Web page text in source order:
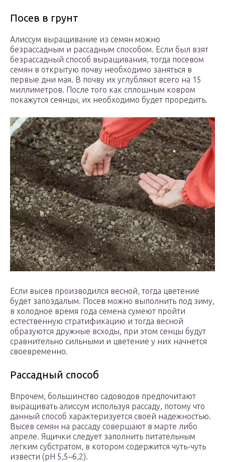
Посев в грунт
Алиссум выращивание из семян можно
безрассадным и рассадным способом. Если был взят
безрассадный способ выращивания, тогда посевом
семян в открытую почву необходимо заняться в
первые дни мая. В почву их углубляют всего на 15
миллиметров. После того как сплошным ковром
покажутся сеянцы, их необходимо будет проредить.
Если высев производился весной, тогда цветение
будет запоздалым. Посев можно выполнить под зиму,
в холодное время года семена сумеют пройти
естественную стратификацию и тогда весной
образуются дружные всходы, при этом сенцы будут
сравнительно сильными и цветение у них начнется
своевременно.
Рассадный способ
Впрочем, большинство садоводов предпочитают
выращивать алиссум используя рассаду, потому что
данный способ характеризуется своей надежностью.
Высев семян на рассаду совершают в марте либо
апреле. Ящички следует заполнить питательным
легким субстратом, в котором содержится чуть-чуть
извести (рН 5,5–6,2).